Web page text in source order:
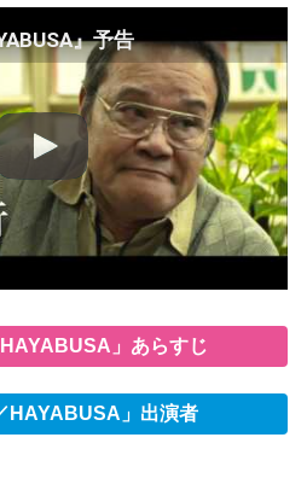
』予告
HAYABUSA」あらすじ
HAYABUSA」出演者